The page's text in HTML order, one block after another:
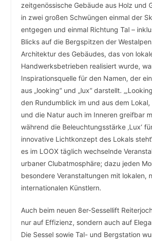
zeitgenössische Gebäude aus Holz und
in zwei großen Schwüngen einmal der
entgegen und einmal Richtung Tal –
Blicks auf die Bergspitzen der
Architektur des Gebäudes, das von
Handwerksbetrieben realisiert wurde,
Inspirationsquelle für den Namen, der
aus „looking“ und „lux“ darstellt.
den Rundumblick im und aus dem
und die Natur auch im Inneren greifbar
während die Beleuchtungsstärke ‚Lux‘
innovative Lichtkonzept des Lokals
es im LOOX täglich wechselnde
urbaner Clubatmosphäre; dazu jeden
besondere Veranstaltungen mit lokalen,
internationalen Künstlern.
Auch beim neuen 8er-Sessellift
nur auf Effizienz, sondern auch auf
Die Sessel sowie Tal- und Bergstation